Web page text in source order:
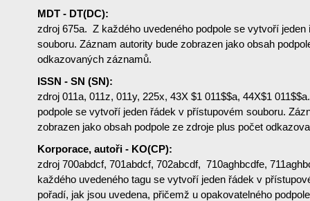
MDT - DT(DC):
zdroj 675a. Z každého uvedeného podpole se vytvoří
souboru. Záznam autority bude zobrazen jako obsah
odkazovaných záznamů.
ISSN - SN (SN):
zdroj 011a, 011z, 011y, 225x, 43X $1 011$$a, 44X$1
podpole se vytvoří jeden řádek v přístupovém souboru.
zobrazen jako obsah podpole ze zdroje plus počet
Korporace, autoři - KO(CP):
zdroj 700abdcf, 701abdcf, 702abcdf, 710aghbcdfe,
každého uvedeného tagu se vytvoří jeden řádek v
pořadí, jak jsou uvedena, přičemž u opakovatelného